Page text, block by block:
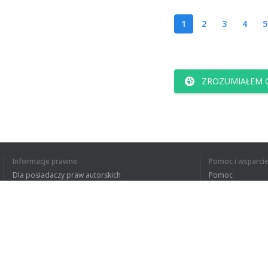
1 2 3 4 5
ZROZUMIAŁEM
Informacje prawne
Dla posiadaczy praw autorskich
Pomoc i wsparcie
Pomoc